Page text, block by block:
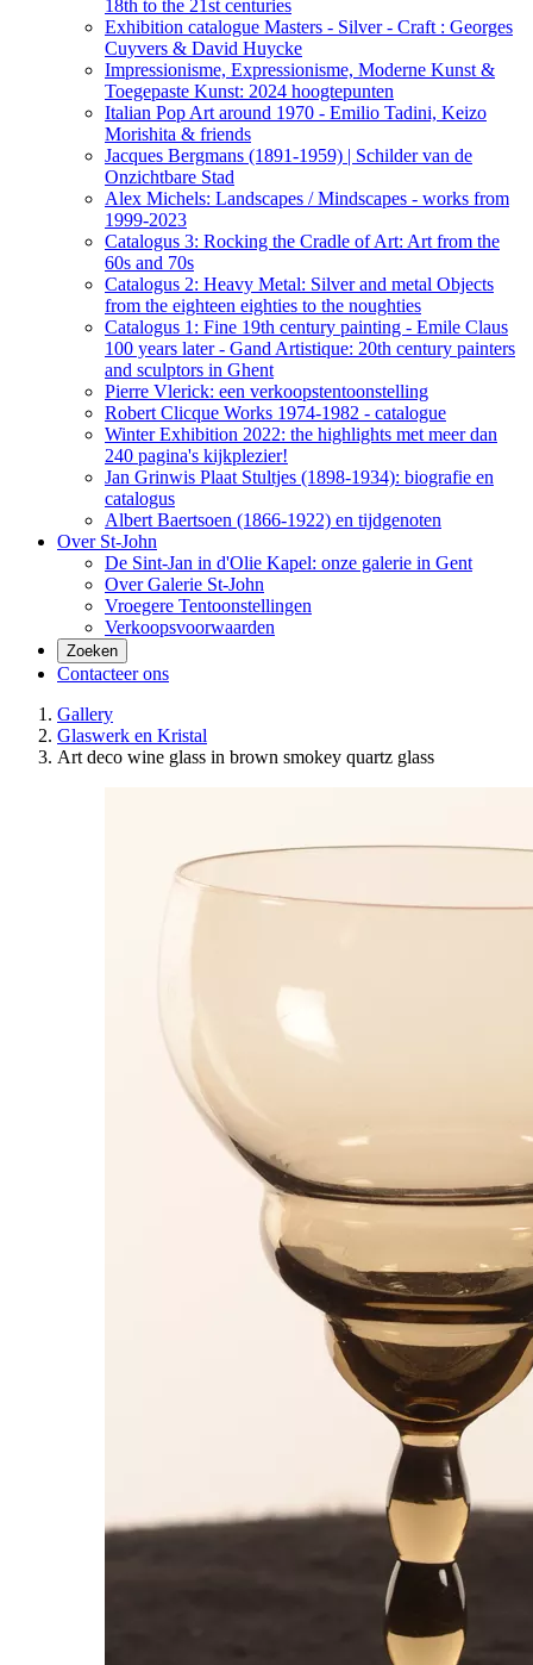
18th to the 21st centuries
Exhibition catalogue Masters - Silver - Craft : Georges
Cuyvers & David Huycke
Impressionisme, Expressionisme, Moderne Kunst &
Toegepaste Kunst: 2024 hoogtepunten
Italian Pop Art around 1970 - Emilio Tadini, Keizo
Morishita & friends
Jacques Bergmans (1891-1959) | Schilder van de
Onzichtbare Stad
Alex Michels: Landscapes / Mindscapes - works from
1999-2023
Catalogus 3: Rocking the Cradle of Art: Art from the
60s and 70s
Catalogus 2: Heavy Metal: Silver and metal Objects
from the eighteen eighties to the noughties
Catalogus 1: Fine 19th century painting - Emile Claus
100 years later - Gand Artistique: 20th century painters
and sculptors in Ghent
Pierre Vlerick: een verkoopstentoonstelling
Robert Clicque Works 1974-1982 - catalogue
Winter Exhibition 2022: the highlights met meer dan
240 pagina's kijkplezier!
Jan Grinwis Plaat Stultjes (1898-1934): biografie en
catalogus
Albert Baertsoen (1866-1922) en tijdgenoten
Over St-John
De Sint-Jan in d'Olie Kapel: onze galerie in Gent
Over Galerie St-John
Vroegere Tentoonstellingen
Verkoopsvoorwaarden
Zoeken
Contacteer ons
Gallery
Glaswerk en Kristal
Art deco wine glass in brown smokey quartz glass